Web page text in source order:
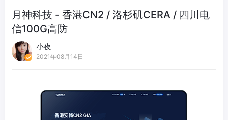
月神科技 - 香港CN2 / 洛杉矶CERA / 四川电
信100G高防
小夜
2021年08月14日